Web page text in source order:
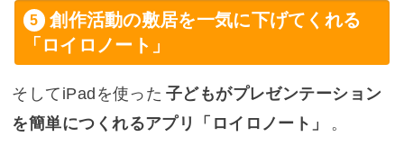
創作活動の敷居を一気に下げてくれる
「ロイロノート」
そしてiPadを使った 子どもがプレゼンテーション
を簡単につくれるアプリ「ロイロノート」
。